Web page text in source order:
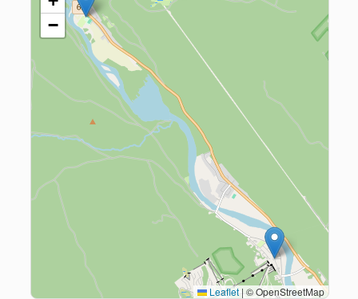
−
Leaflet | © OpenStreetMap